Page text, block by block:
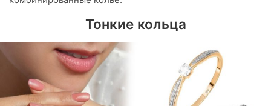
Тонкие кольца